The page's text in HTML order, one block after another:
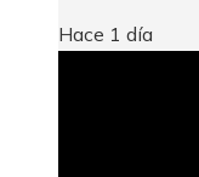
Hace 1 día